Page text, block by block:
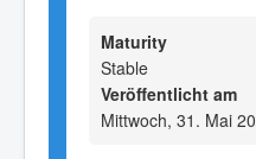
Maturity
Stable
Veröffentlicht am
Mittwoch, 31. Mai